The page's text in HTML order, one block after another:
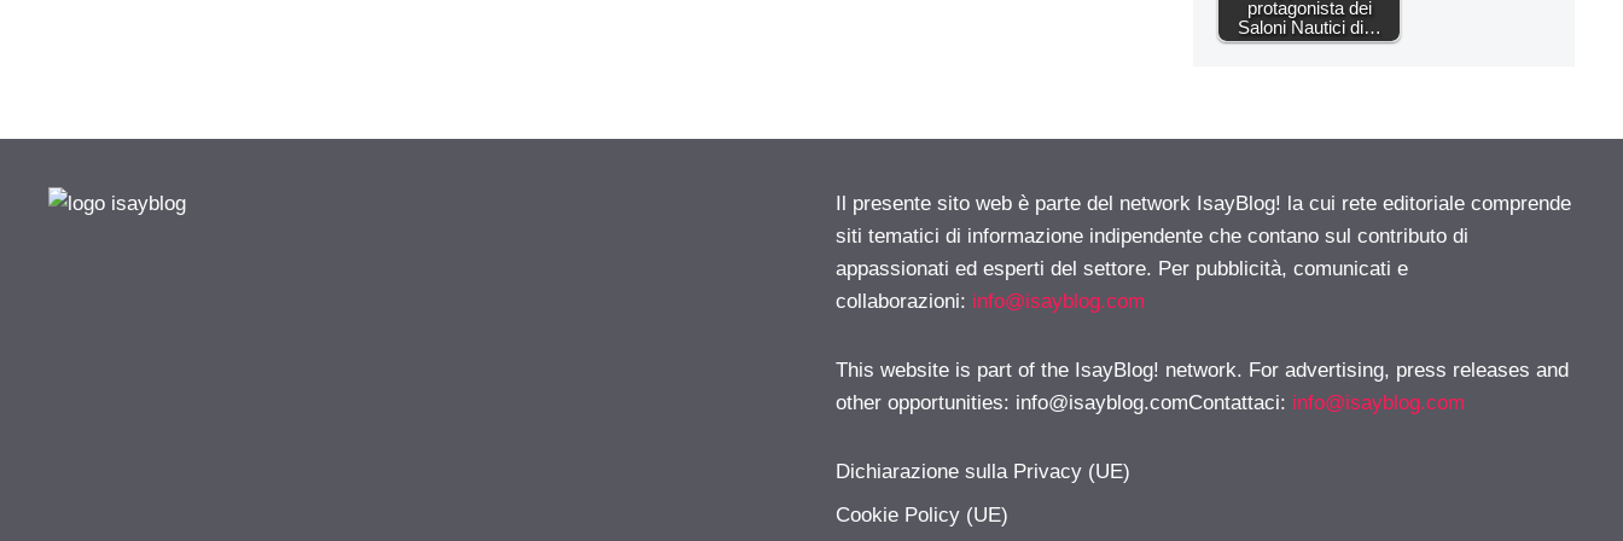
protagonista dei
Saloni Nautici di…
Il presente sito web è parte del network IsayBlog! la cui rete editoriale comprende
siti tematici di informazione indipendente che contano sul contributo di
appassionati ed esperti del settore. Per pubblicità, comunicati e
collaborazioni: info@isayblog.com
This website is part of the IsayBlog! network. For advertising, press releases and
other opportunities: info@isayblog.comContattaci: info@isayblog.com
Dichiarazione sulla Privacy (UE)
Cookie Policy (UE)